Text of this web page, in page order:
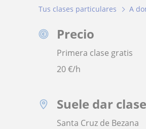
Tus clases particulares A
Precio
Primera clase gratis
20€/h
Suele dar
Santa Cruz de Bezana